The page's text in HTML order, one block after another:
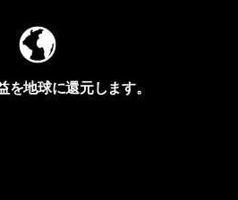
を地球に還元します。